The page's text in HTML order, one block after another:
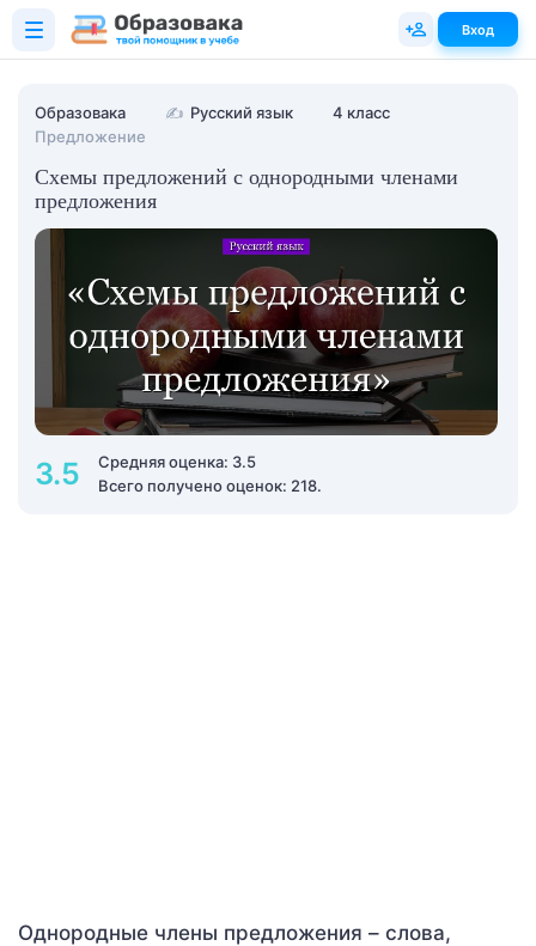
Образовака ✍ Русский язык
4 класс
Предложение
Схемы предложений с однородными членами
предложения
3.5
Средняя оценка: 3.5
Всего получено оценок: 218.
Однородные члены предложения – слова,
Вход